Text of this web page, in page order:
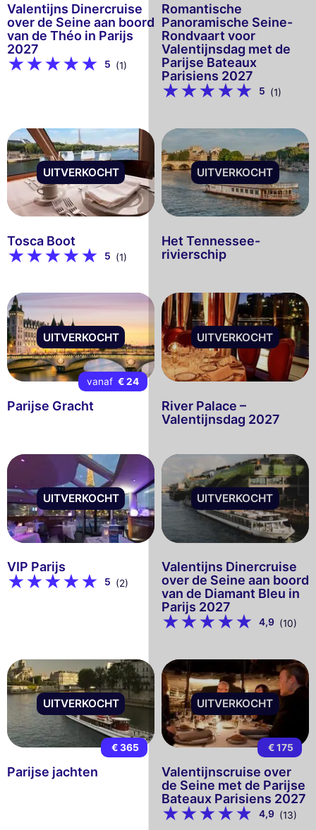
Valentijns Dinercruise
over de Seine aan boord
van de Théo in Parijs
2027
5 (1)
Romantische
Panoramische Seine-
Rondvaart voor
Valentijnsdag met de
Parijse Bateaux
Parisiens 2027
5 (1)
UITVERKOCHT
Tosca Boot
5 (1)
UITVERKOCHT
Het Tennessee-
rivierschip
UITVERKOCHT
vanaf € 24
Parijse Gracht
UITVERKOCHT
River Palace –
Valentijnsdag 2027
UITVERKOCHT
VIP Parijs
5 (2)
UITVERKOCHT
Valentijns Dinercruise
over de Seine aan boord
van de Diamant Bleu in
Parijs 2027
4,9 (10)
UITVERKOCHT
€ 365
Parijse jachten
UITVERKOCHT
€ 175
Valentijnscruise over
de Seine met de Parijse
Bateaux Parisiens 2027
4,9 (13)